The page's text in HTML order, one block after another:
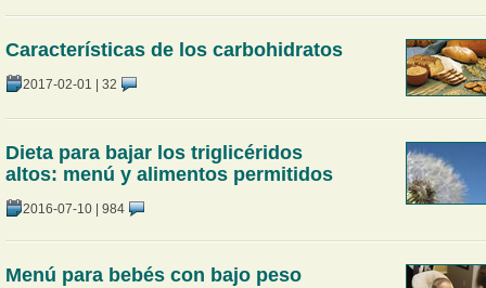
Características de los carbohidratos
2017-02-01 | 32
Dieta para bajar los triglicéridos
altos: menú y alimentos permitidos
2016-07-10| 984
Menú para bebés con bajo peso